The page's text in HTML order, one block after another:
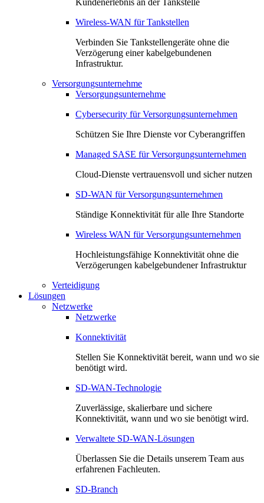
Kundenerlebnis an der Tankstelle
Wireless-WAN für Tankstellen
Verbinden Sie Tankstellengeräte ohne die
Verzögerung einer kabelgebundenen
Infrastruktur.
Versorgungsunternehme
Versorgungsunternehme
Cybersecurity für Versorgungsunternehmen
Schützen Sie Ihre Dienste vor Cyberangriffen
Managed SASE für Versorgungsunternehmen
Cloud-Dienste vertrauensvoll und sicher nutzen
SD-WAN für Versorgungsunternehmen
Ständige Konnektivität für alle Ihre Standorte
Wireless WAN für Versorgungsunternehmen
Hochleistungsfähige Konnektivität ohne die
Verzögerungen kabelgebundener Infrastruktur
Verteidigung
Lösungen
Netzwerke
Netzwerke
Konnektivität
Stellen Sie Konnektivität bereit, wann und wo sie
benötigt wird.
SD-WAN-Technologie
Zuverlässige, skalierbare und sichere
Konnektivität, wann und wo sie benötigt wird.
Verwaltete SD-WAN-Lösungen
Überlassen Sie die Details unserem Team aus
erfahrenen Fachleuten.
SD-Branch